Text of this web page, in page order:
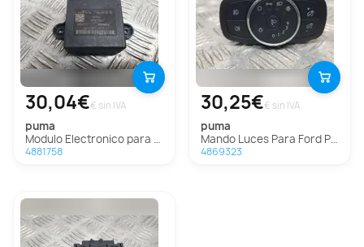
30,04€€ sin IVA
puma
Modulo Electronico para Ford Puma
4881758
30,25€€ sin IVA
puma
Mando Luces Para Ford Puma
4869323